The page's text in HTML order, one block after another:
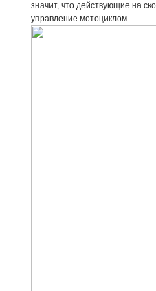
значит, что действующие на
управление мотоциклом.